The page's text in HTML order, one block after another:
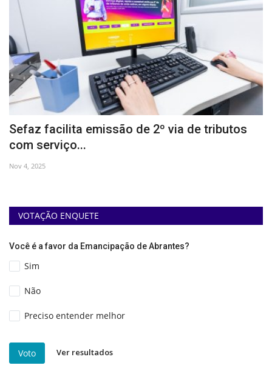
Sefaz facilita emissão de 2º via de tributos
com serviço...
Nov 4, 2025
VOTAÇÃO ENQUETE
Você é a favor da Emancipação de Abrantes?
Sim
Não
Preciso entender melhor
Voto Ver resultados